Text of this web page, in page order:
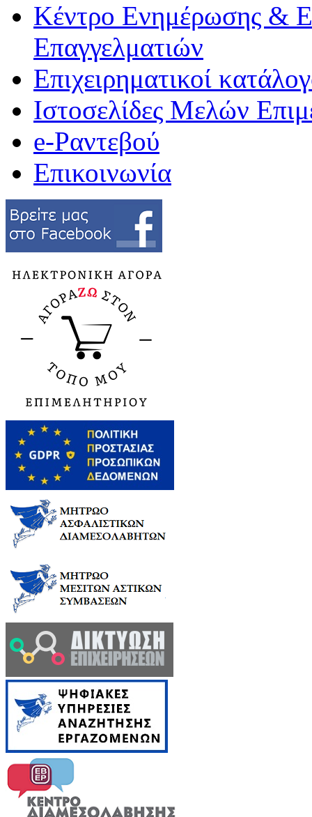
Κέντρο Ενημέρωσης &
Επαγγελματιών
Επιχειρηματικοί
Ιστοσελίδες Μελών
e-Ραντεβού
Επικοινωνία